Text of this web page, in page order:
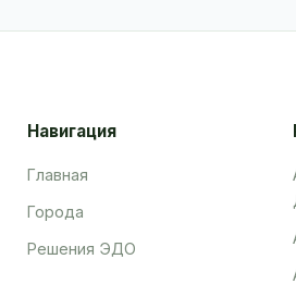
Навигация
Главная
Города
Решения ЭДО